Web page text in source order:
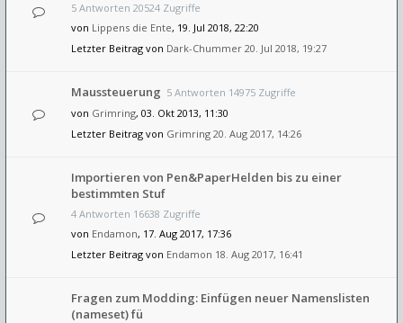
5 Antworten 20524 Zugriffe
von Lippens die Ente, 19. Jul 2018, 22:20
Letzter Beitrag von Dark-Chummer 20. Jul 2018, 19:27
Maussteuerung 5 Antworten 14975 Zugriffe
von Grimring, 03. Okt 2013, 11:30
Letzter Beitrag von Grimring 20. Aug 2017, 14:26
Importieren von Pen&PaperHelden bis zu einer
bestimmten Stuf
4 Antworten 16638 Zugriffe
von Endamon, 17. Aug 2017, 17:36
Letzter Beitrag von Endamon 18. Aug 2017, 16:41
Fragen zum Modding: Einfügen neuer Namenslisten
(nameset) fü